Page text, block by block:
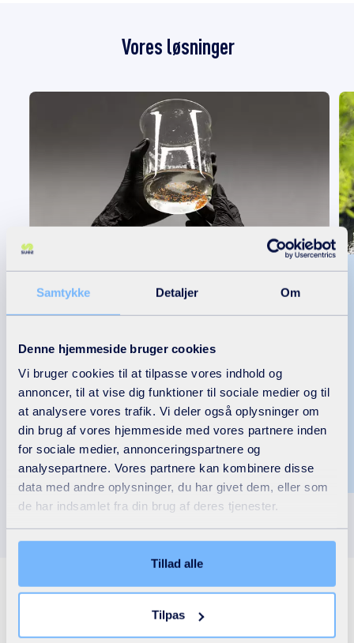
Samtykke Detaljer Om
Denne hjemmeside bruger cookies
Vi bruger cookies til at tilpasse vores indhold og
annoncer, til at vise dig funktioner til sociale medier og til
at analysere vores trafik. Vi deler også oplysninger om
din brug af vores hjemmeside med vores partnere inden
for sociale medier, annonceringspartnere og
analysepartnere. Vores partnere kan kombinere disse
data med andre oplysninger, du har givet dem, eller som
de har indsamlet fra din brug af deres tjenester.
Tillad alle
Tilpas
Vores løsninger
Fjernelse af mikroforurenende
stoffer fra spildevand
koncentration, mikro- eller nanogram pr. Liter,
forhold til beskyttelse af vandmiljøet.
Læs mere